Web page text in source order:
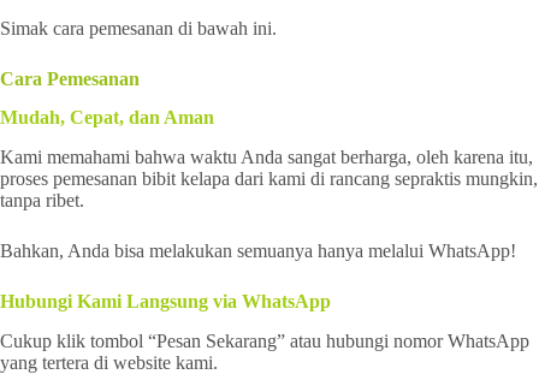
Simak cara pemesanan di bawah ini.
Cara Pemesanan
Mudah, Cepat, dan Aman
Kami memahami bahwa waktu Anda sangat berharga, oleh karena itu,
proses pemesanan bibit kelapa dari kami di rancang sepraktis mungkin,
tanpa ribet.
Bahkan, Anda bisa melakukan semuanya hanya melalui WhatsApp!
Hubungi Kami Langsung via WhatsApp
Cukup klik tombol “Pesan Sekarang” atau hubungi nomor WhatsApp
yang tertera di website kami.